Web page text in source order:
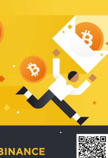
khuẩn và nấm mốc trong điều kiện
thời tiết nóng ẩm. Bạn có thể tìm hiểu
thêm các nghiên cứu khoa học về tác
động của giấc ngủ và môi trường
phòng ngủ đối với sức khỏe con
người tại Sleep Foundation (External
Link) để có cái nhìn toàn diện hơn.
2. Các tiêu chí vàng khi lựa chọn
chăn ga gối đệm cao cấp cho phòng
ngủ
Để sở hữu một bộ chăn ga gối đệm
cao cấp hoàn hảo cả về thẩm mỹ lẫn
công năng, người tiêu dùng cần cân
nhắc kỹ lưỡng các tiêu chí quan trọng